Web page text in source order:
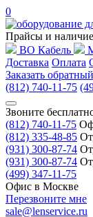
0
Прайсы и наличие
ВО Кабель
Доставка Оплата
Заказать
(812) 740-11-75
Звоните
(812) 740-11-75
(812) 335-48-85
(931) 300-87-74
(931) 300-87-74
(499) 347-11-75
Офис в Москве
Перезвоните мне
sale@lenservice.ru